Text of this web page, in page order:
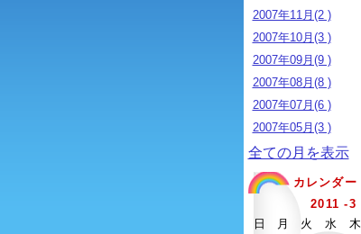
2007年11月(2 )
2007年10月(3 )
2007年09月(9 )
2007年08月(8 )
2007年07月(6 )
2007年05月(3 )
全ての月を表示
カレンダー
2011 -3
日
月 火 水 木